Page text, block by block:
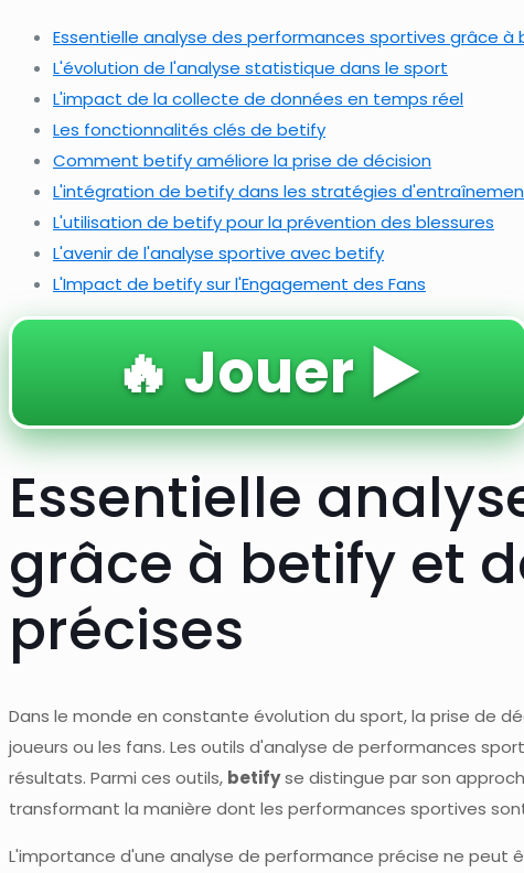
Essentielle analyse des performances sportives grâce
L'évolution de l'analyse statistique dans le sport
L'impact de la collecte de données en temps réel
Les fonctionnalités clés de betify
Comment betify améliore la prise de décision
L'intégration de betify dans les stratégies
L'utilisation de betify pour la prévention des blessures
L'avenir de l'analyse sportive avec betify
L'Impact de betify sur l'Engagement des Fans
🔥 Jouer ▶️
Essentielle
grâce à betify et
précises
Dans le monde en constante évolution du sport, la prise de
joueurs ou les fans. Les outils d'analyse de performances
résultats. Parmi ces outils, betifyse distingue par son
transformant la manière dont les performances sportives
L'importance d'une analyse de performance précise ne peut